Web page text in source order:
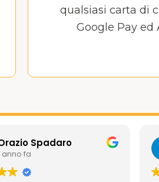
qualsiasi carta di
Google Pay ed
Spadaro
anno fa